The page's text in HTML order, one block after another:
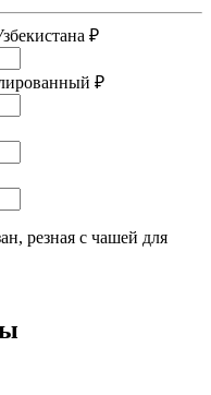
₽
₽
резная с чашей для